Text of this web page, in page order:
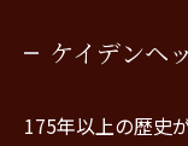
ケイデン
175年以上の歴史